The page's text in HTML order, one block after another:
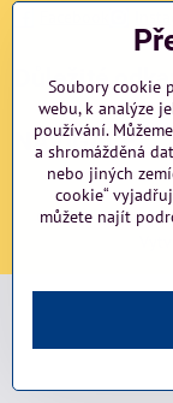
Důležité
NAVIGACE
©2026Copyright
Soubory cookie
webu, k analýze
používání.
a shromážděná
nebo jiných
cookie“
můžete najít